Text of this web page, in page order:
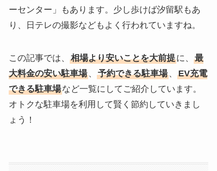
ーセンター」もあります。少し歩けば汐留駅もあ
り、日テレの撮影などもよく行われていますね。
この記事では、 相場より安いことを大前提に、 最
大料金の安い駐車場、 予約できる駐車場、 EV充電
できる駐車場など一覧にしてご紹介しています。
オトクな駐車場を利用して賢く節約していきまし
ょう！